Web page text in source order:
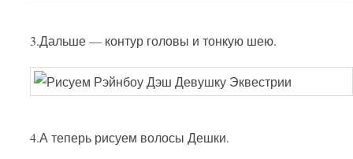
3.Дальше — контур головы и тонкую шею.
4.А теперь рисуем волосы Дешки.